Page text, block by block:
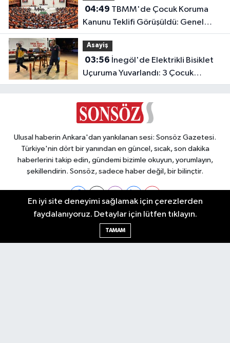
04:49
Kanunu Teklifi Görüşüldü: Genel
Kurul Tamamlandı!
Asayiş
03:56
Uçuruma Yuvarlandı: 3 Çocuk
Yaralandı!
Ulusal haberin Ankara'dan yankılanan sesi: Sonsöz Gazetesi.
Türkiye'nin dört bir yanından en güncel, sıcak, son dakika
haberlerini takip edin, gündemi bizimle okuyun, yorumlayın,
şekillendirin. Sonsöz, sadece haber değil, bir bilinçtir.
Ankara Nöbetçi Eczaneler
En iyi site deneyimi sağlamak için çerezlerden
faydalanıyoruz. Detaylar için lütfen tıklayın.
TAMAM